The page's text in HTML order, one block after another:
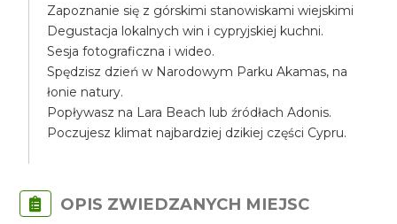
Zapoznanie się z górskimi stanowiskami wiejskimi
Degustacja lokalnych win i cypryjskiej kuchni.
Sesja fotograficzna i wideo.
Spędzisz dzień w Narodowym Parku Akamas, na
łonie natury.
Popływasz na Lara Beach lub źródłach Adonis.
Poczujesz klimat najbardziej dzikiej części Cypru.
OPIS ZWIEDZANYCH MIEJSC